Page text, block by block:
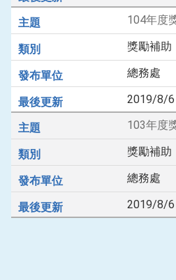
104年度
獎勵補助
總務處
2019/8/6
103年度
獎勵補助
總務處
2019/8/6